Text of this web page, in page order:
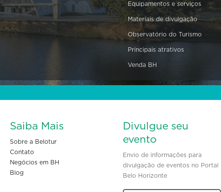
Equipamentos e serviços
Materiais de divulgação
Observatório do Turismo
Principais atrativos
Venda BH
Saiba Mais
Sobre a Belotur
Contato
Negócios em BH
Blog
Divulgue seu
evento
Envio de informações para
divulgação de eventos no Portal
Belo Horizonte